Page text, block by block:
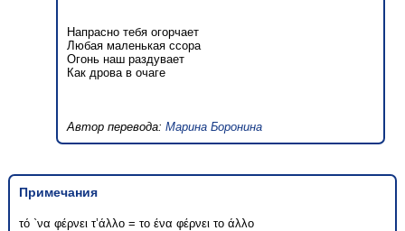
Напрасно тебя огорчает
Любая маленькая ссора
Огонь наш раздувает
Как дрова в очаге
Автор перевода:Марина Боронина
Примечания
τό `να φέρνει τ’άλλο = το ένα φέρνει το άλλο